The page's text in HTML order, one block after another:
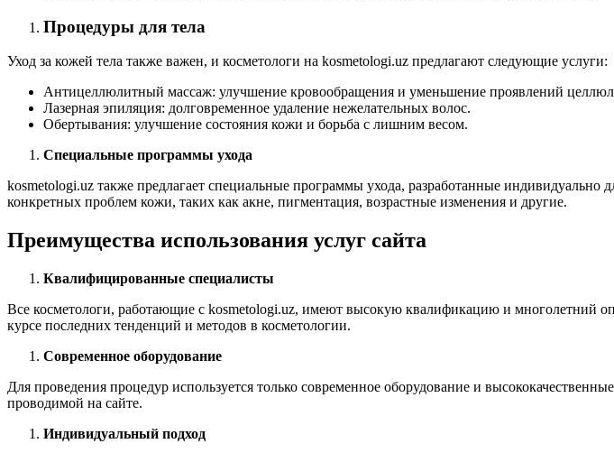
Процедуры для тела
Уход за кожей тела также важен, и косметологи на kosmetologi.uz предлагают следующие услуги:
Антицеллюлитный массаж: улучшение кровообращения и уменьшение проявлений
Лазерная эпиляция: долговременное удаление нежелательных волос.
Обертывания: улучшение состояния кожи и борьба с лишним весом.
Специальные программы ухода
kosmetologi.uz также предлагает специальные программы ухода, разработанные
конкретных проблем кожи, таких как акне, пигментация, возрастные изменения и другие.
Преимущества использования услуг сайта
Квалифицированные специалисты
Все косметологи, работающие с kosmetologi.uz, имеют высокую квалификацию и
курсе последних тенденций и методов в косметологии.
Современное оборудование
Для проведения процедур используется только современное оборудование и
проводимой на сайте.
Индивидуальный подход